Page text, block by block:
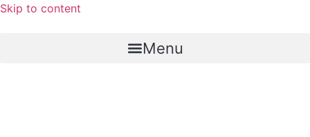
Skip to content
Menu